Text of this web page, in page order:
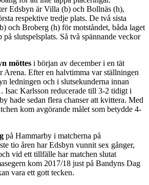
Edsbyn är Villa (b) och Bollnäs (h),
respektive tredje plats. De två sista
och Broberg (h) för motståndet, båda laget
slutspelsplats. Så två spännande veckor
möttes i början av december i en tät
Arena. Efter en halvtimma var ställningen
ledningen och i slutsekunderna innan
Isac Karlsson reducerade till 3-2 tidigt i
hade sedan flera chanser att kvittera. Med
kom avgörande målet som betydde 4-
på Hammarby i matcherna på
tio åren har Edsbyn vunnit sex gånger,
vid ett tillfälle har matchen slutat
kom 2017/18 just på Bandyns Dag
vara ett gott tecken.